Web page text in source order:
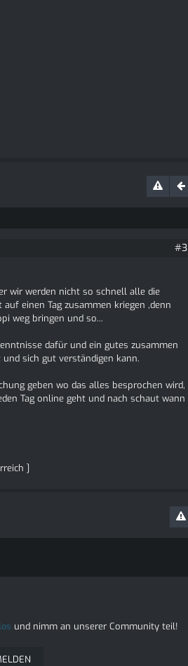
#3
wir werden nicht so schnell alle die
einen Tag zusammen kriegen ,denn
weg bringen und so...
dafür und ein gutes zusammen
sich gut verständigen kann.
geben wo das alles besprochen wird,
Tag online geht und nach schaut wann
]
und nimm an unserer Community teil!